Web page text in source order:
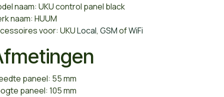
naam: UKU control panel black
naam: HUUM
voor: UKULocal, GSMofWiFi
paneel: 55 mm
paneel: 105 mm